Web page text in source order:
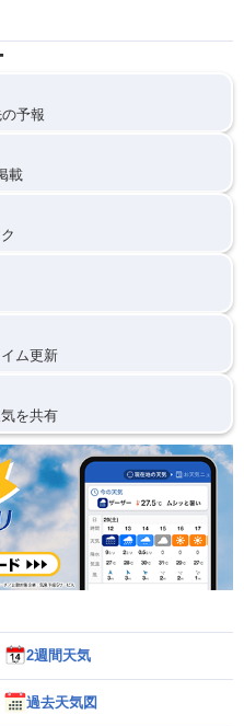
予報
載
ム更新
を共有
2週間天気
過去天気図